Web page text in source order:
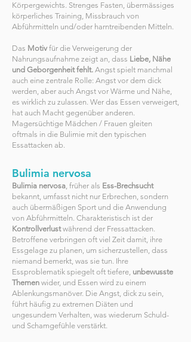
Körpergewichts. Strenges Fasten, übermässiges
körperliches Training, Missbrauch von
Abführmitteln und/oder harntreibenden Mitteln.
Das Motiv für die Verweigerung der
Nahrungsaufnahme zeigt an, dass Liebe, Nähe
und Geborgenheit fehlt. Angst spielt manchmal
auch eine zentrale Rolle: Angst vor dem dick
werden, aber auch Angst vor Wärme und Nähe,
es wirklich zu zulassen. Wer das Essen verweigert,
hat auch Macht gegenüber anderen.
Magersüchtige Mädchen / Frauen gleiten
oftmals in die Bulimie mit den typischen
Essattacken ab.
Bulimia nervosa
Bulimia nervosa, früher als Ess-Brechsucht
bekannt, umfasst nicht nur Erbrechen, sondern
auch übermäßigen Sport und die Anwendung
von Abführmitteln. Charakteristisch ist der
Kontrollverlustwährend der Fressattacken.
Betroffene verbringen oft viel Zeit damit, ihre
Essgelage zu planen, um sicherzustellen, dass
niemand bemerkt, was sie tun. Ihre
Essproblematik spiegelt oft tiefere, unbewusste
Themen wider, und Essen wird zu einem
Ablenkungsmanöver. Die Angst, dick zu sein,
führt häufig zu extremen Diäten und
ungesundem Verhalten, was wiederum Schuld-
und Schamgefühle verstärkt.